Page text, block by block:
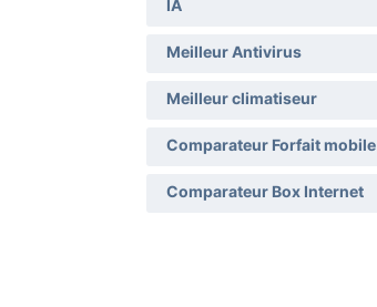
IA
Meilleur Antivirus
Meilleur climatiseur
Comparateur Forfait mobile
Comparateur Box Internet